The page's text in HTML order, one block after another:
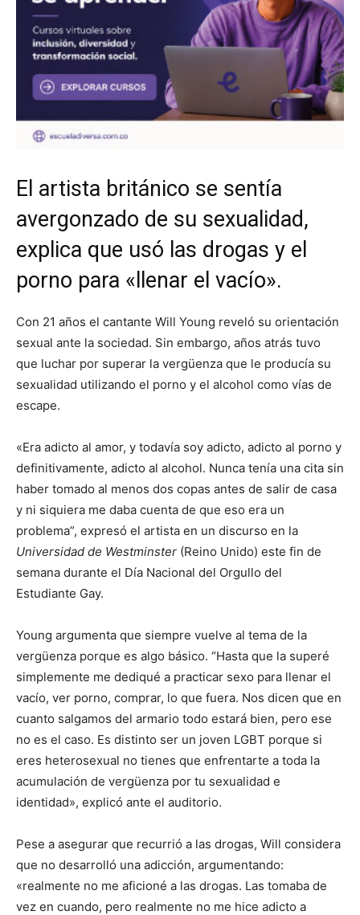
El artista británico se sentía
avergonzado de su sexualidad,
explica que usó las drogas y el
porno para «llenar el vacío».
Con 21 años el cantante Will Young reveló su orientación
sexual ante la sociedad. Sin embargo, años atrás tuvo
que luchar por superar la vergüenza que le producía su
sexualidad utilizando el porno y el alcohol como vías de
escape.
«Era adicto al amor, y todavía soy adicto, adicto al porno y
definitivamente, adicto al alcohol. Nunca tenía una cita sin
haber tomado al menos dos copas antes de salir de casa
y ni siquiera me daba cuenta de que eso era un
problema”, expresó el artista en un discurso en la
Universidad de Westminster (Reino Unido) este fin de
semana durante el Día Nacional del Orgullo del
Estudiante Gay.
Young argumenta que siempre vuelve al tema de la
vergüenza porque es algo básico. “Hasta que la superé
simplemente me dediqué a practicar sexo para llenar el
vacío, ver porno, comprar, lo que fuera. Nos dicen que en
cuanto salgamos del armario todo estará bien, pero ese
no es el caso. Es distinto ser un joven LGBT porque si
eres heterosexual no tienes que enfrentarte a toda la
acumulación de vergüenza por tu sexualidad e
identidad», explicó ante el auditorio.
Pese a asegurar que recurrió a las drogas, Will considera
que no desarrolló una adicción, argumentando:
«realmente no me aficioné a las drogas. Las tomaba de
vez en cuando, pero realmente no me hice adicto a